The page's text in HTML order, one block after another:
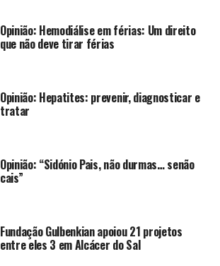
Opinião: Hemodiálise em férias: Um direito
que não deve tirar férias
Opinião: Hepatites: prevenir, diagnosticar e
tratar
Opinião: “Sidónio Pais, não durmas… senão
cais”
Fundação Gulbenkian apoiou 21 projetos
entre eles 3 em Alcácer do Sal